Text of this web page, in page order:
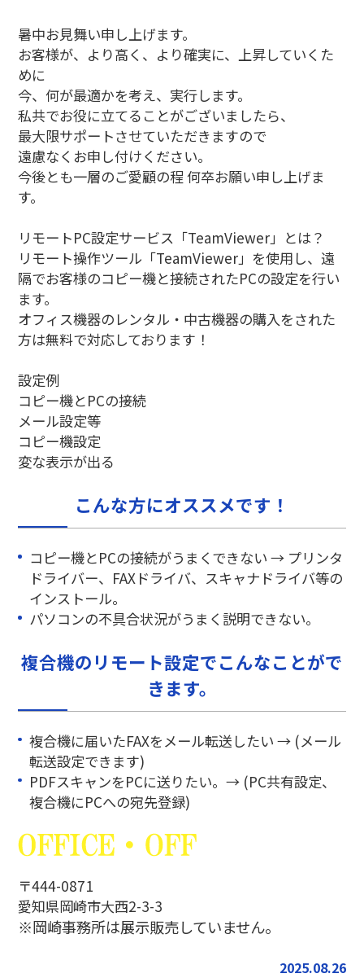
暑中お見舞い申し上げます。
お客様が、より高く、より確実に、上昇していくた
めに
今、何が最適かを考え、実行します。
私共でお役に立てることがございましたら、
最大限サポートさせていただきますので
遠慮なくお申し付けください。
今後とも一層のご愛顧の程 何卒お願い申し上げま
す。
リモートPC設定サービス「TeamViewer」とは？
リモート操作ツール「TeamViewer」を使用し、 遠
隔でお客様のコピー機と接続されたPCの設定を行い
ます。
オフィス機器のレンタル・中古機器の購入をされた
方は無料で対応しております！
設定例
コピー機とPCの接続
メール設定等
コピー機設定
変な表示が出る
こんな方にオススメです！
コピー機とPCの接続がうまくできない → プリンタ
ドライバー、FAXドライバ、スキャナドライバ等の
インストール。
パソコンの不具合状況がうまく説明できない。
複合機のリモート設定でこんなことがで
きます。
複合機に届いたFAXをメール転送したい → (メール
転送設定できます)
PDFスキャンをPCに送りたい。→ (PC共有設定、
複合機にPCへの宛先登録)
〒444-0871
愛知県岡崎市大西2-3-3
※岡崎事務所は展示販売していません。
2025.08.26